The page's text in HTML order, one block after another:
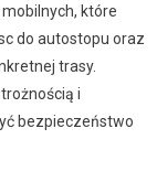
które
do autostopu oraz
trasy.
i
bezpieczeństwo